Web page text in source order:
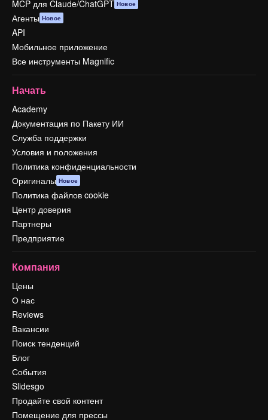
MCP для Claude/ChatGPT Новое
Агенты Новое
API
Мобильное приложение
Все инструменты Magnific
Начать
Academy
Документация по Пакету ИИ
Служба поддержки
Условия и положения
Политика конфиденциальности
Оригиналы Новое
Политика файлов cookie
Центр доверия
Партнеры
Предприятие
Компания
Цены
О нас
Reviews
Вакансии
Поиск тенденций
Блог
События
Slidesgo
Продайте свой контент
Помещение для прессы